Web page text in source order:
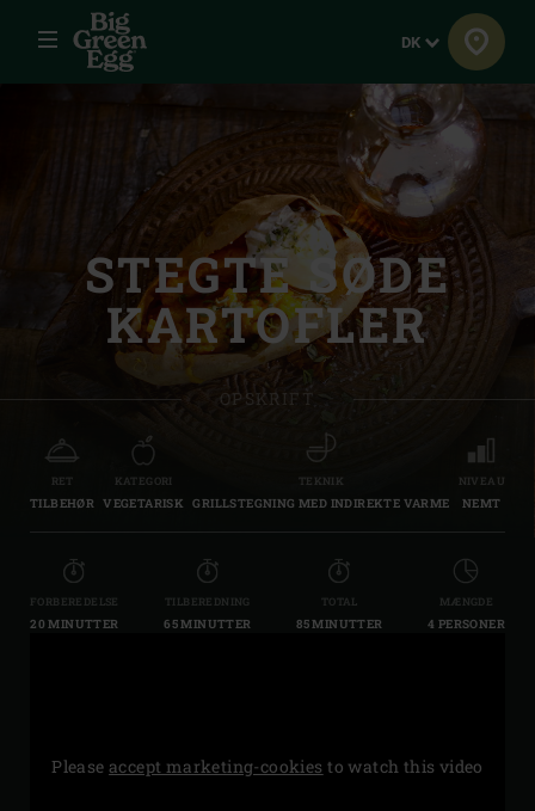
Menu Sprog
DK
STEGTE SØDE
KARTOFLER
OPSKRIFT
RET
TILBEHØR
KATEGORI
VEGETARISK
TEKNIK
GRILLSTEGNING MED INDIREKTE VARME
NIVEAU
NEMT
FORBEREDELSE
20 MINUTTER
TILBEREDNING
65 MINUTTER
TOTAL
85 MINUTTER
MÆNGDE
4 PERSONER
Pleaseaccept marketing-cookies to watch this video